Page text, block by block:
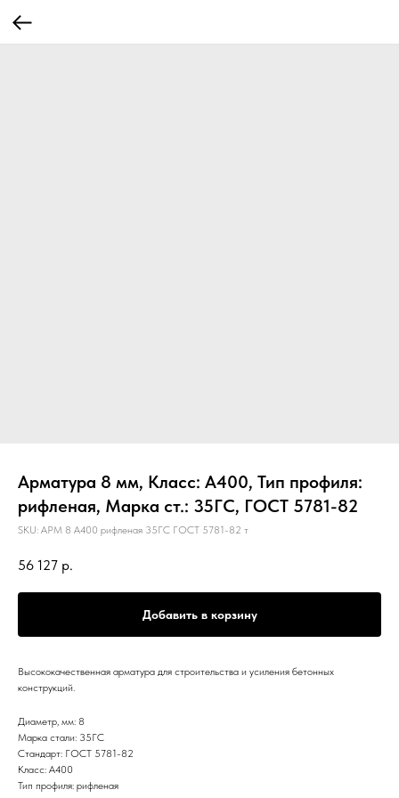
Арматура 8 мм, Класс: А400, Тип профиля:
рифленая, Марка ст.: 35ГС, ГОСТ 5781-82
SKU: АРМ 8 А400 рифленая 35ГС ГОСТ 5781-82 т
56 127 р.
Добавить в корзину
Высококачественная арматура для строительства и усиления бетонных
конструкций.
Диаметр, мм: 8
Марка стали: 35ГС
Стандарт: ГОСТ 5781-82
Класс: А400
Тип профиля: рифленая